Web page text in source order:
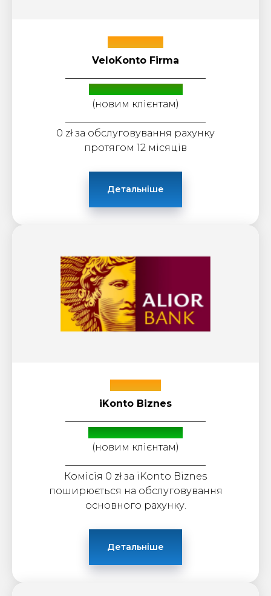
VeloKonto Firma
Бонус: до 3000 zł
(новим клієнтам)
0 zł за обслуговування рахунку
протягом 12 місяців
Детальніше
iKonto Biznes
Бонус: до 4200 zł
(новим клієнтам)
Комісія 0 zł за iKonto Biznes
поширюється на обслуговування
основного рахунку.
Детальніше